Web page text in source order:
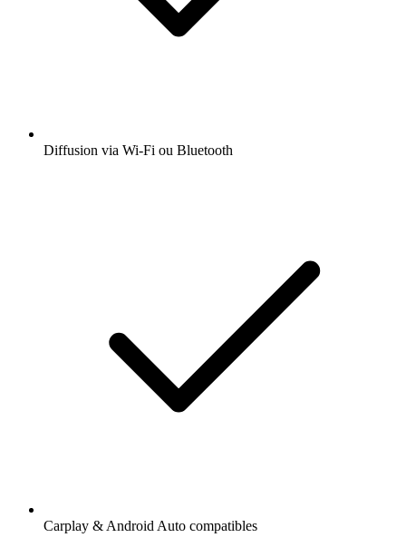
Diffusion via Wi-Fi ou Bluetooth
Carplay & Android Auto compatibles